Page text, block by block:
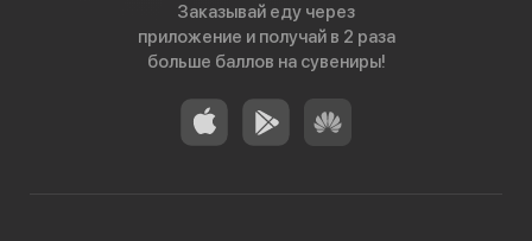
Заказывай еду через
приложение и получай в 2 раза
больше баллов на сувениры!